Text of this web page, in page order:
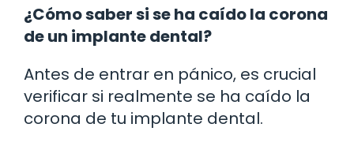
¿Cómo saber si se ha caído la corona
de un implante dental?
Antes de entrar en pánico, es crucial
verificar si realmente se ha caído la
corona de tu implante dental.